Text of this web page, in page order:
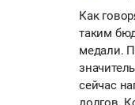
Как
таким
медали.
сейчас